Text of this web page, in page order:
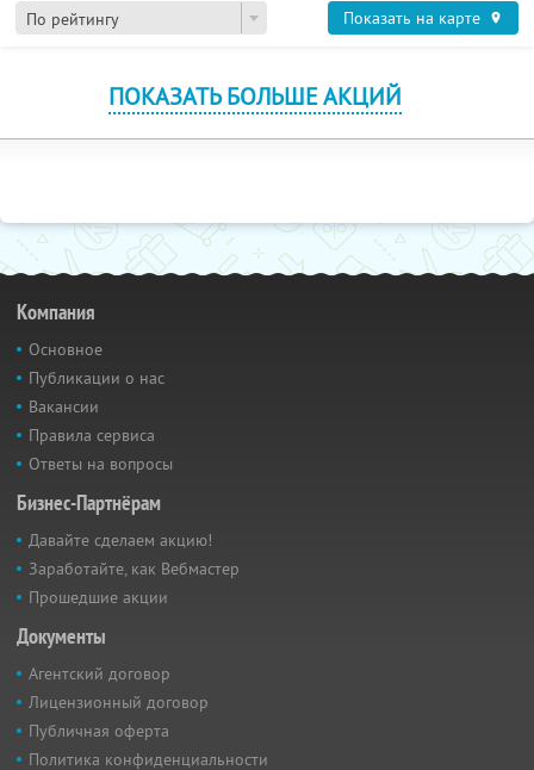
По рейтингу Показать на карте
ПОКАЗАТЬ БОЛЬШЕ АКЦИЙ
Компания
Основное
Публикации о нас
Вакансии
Правила сервиса
Ответы на вопросы
Бизнес-Партнёрам
Давайте сделаем акцию!
Заработайте, как Вебмастер
Прошедшие акции
Документы
Агентский договор
Лицензионный договор
Публичная оферта
Политика конфиденциальности